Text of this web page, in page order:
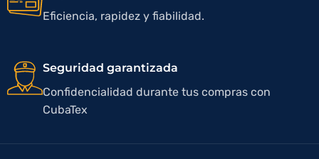
Eficiencia, rapidez y fiabilidad.
Seguridad garantizada
Confidencialidad durante tus compras con
CubaTex